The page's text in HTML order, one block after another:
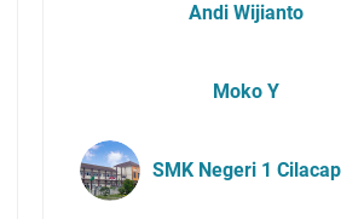
Andi Wijianto
Moko Y
SMK Negeri 1 Cilacap